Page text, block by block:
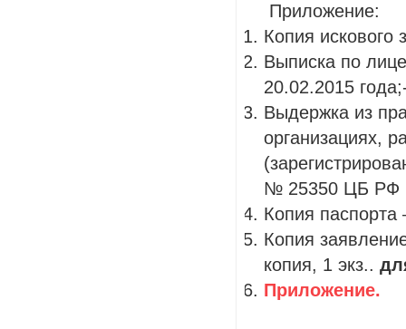
Приложение:
Копия искового
Выписка по
20.02.2015
Выдержка из
организациях,
№ 25350 ЦБ РФ
Копия паспорта
Копия
копия, 1 экз..
Приложение.